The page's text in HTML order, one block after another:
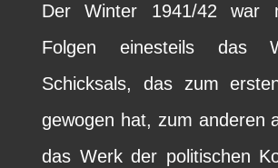
Der Winter 1941/42 war
Folgen einesteils das
Schicksals, das zum
gewogen hat, zum anderen
das Werk der politischen